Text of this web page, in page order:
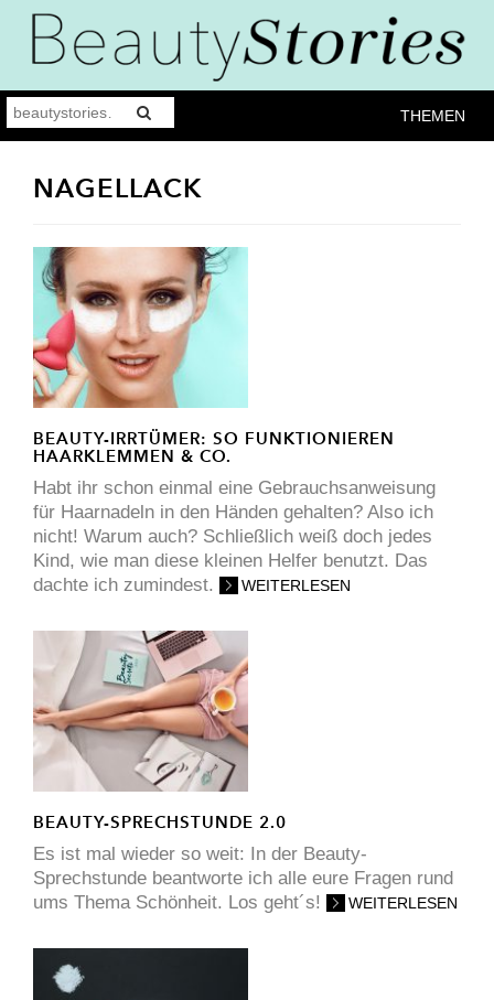
THEMEN
NAGELLACK
BEAUTY-IRRTÜMER: SO FUNKTIONIEREN
HAARKLEMMEN & CO.
Habt ihr schon einmal eine Gebrauchsanweisung
für Haarnadeln in den Händen gehalten? Also ich
nicht! Warum auch? Schließlich weiß doch jedes
Kind, wie man diese kleinen Helfer benutzt. Das
dachte ich zumindest.
WEITERLESEN
BEAUTY-SPRECHSTUNDE 2.0
Es ist mal wieder so weit: In der Beauty-
Sprechstunde beantworte ich alle eure Fragen rund
ums Thema Schönheit. Los geht´s!
WEITERLESEN